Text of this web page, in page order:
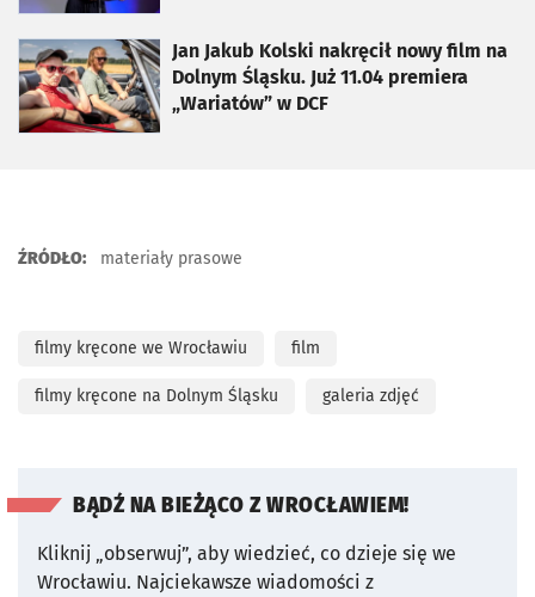
Jan Jakub Kolski nakręcił nowy film na
Dolnym Śląsku. Już 11.04 premiera
„Wariatów” w DCF
otworzy się w nowej karcie
ŹRÓDŁO: materiały prasowe
filmy kręcone we Wrocławiu film
filmy kręcone na Dolnym Śląsku galeria zdjęć
BĄDŹ NA BIEŻĄCO Z WROCŁAWIEM!
Kliknij „obserwuj”, aby wiedzieć, co dzieje się we
Wrocławiu. Najciekawsze wiadomości z